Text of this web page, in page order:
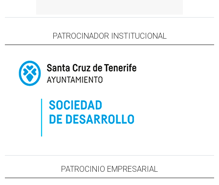
PATROCINADOR INSTITUCIONAL
PATROCINIO EMPRESARIAL